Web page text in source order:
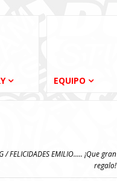
EQUIPO
/ FELICIDADES EMILIO..... ¡Que gran
regalo!